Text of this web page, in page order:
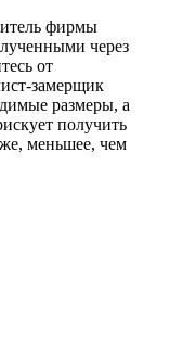
фирмы
через
от
замерщик
размеры, а
получить
меньшее, чем